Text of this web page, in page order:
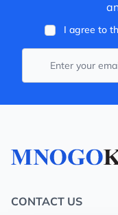
I agree to
CONTACT US